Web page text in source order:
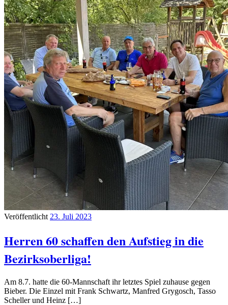
Veröffentlicht 23. Juli 2023
Herren 60 schaffen den Aufstieg in die
Bezirksoberliga!
Am 8.7. hatte die 60-Mannschaft ihr letztes Spiel zuhause gegen
Bieber. Die Einzel mit Frank Schwartz, Manfred Grygosch, Tasso
Scheller und Heinz […]